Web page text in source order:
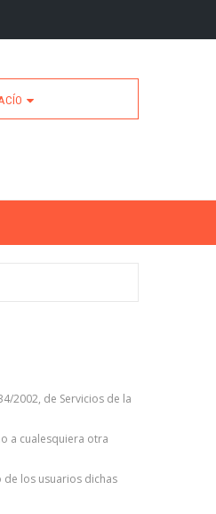
2002, de Servicios de la
a cualesquiera otra
los usuarios dichas